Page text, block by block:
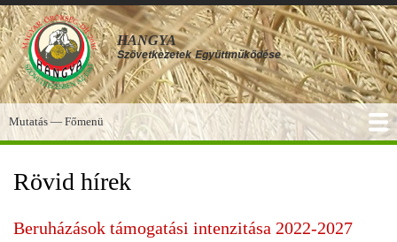
Ugrás
a
tartalomra
HANGYA
Szövetkezetek Együttműködése
Főmenü
Mutatás — Főmenü
Rövid hírek
Beruházások támogatási intenzitása 2022-2027